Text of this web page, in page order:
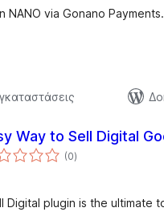
NANO via Gonano Payments.
Way to Sell Digital
(0αξιολογήσεις
σύνολο
)
Digital plugin is the